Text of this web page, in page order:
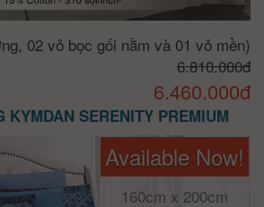
02 vỏ bọc gối nằm và 01 vỏ mền)
6.810.000đ
6.460.000đ
KYMDAN SERENITY PREMIUM
Available Now!
160cm x 200cm